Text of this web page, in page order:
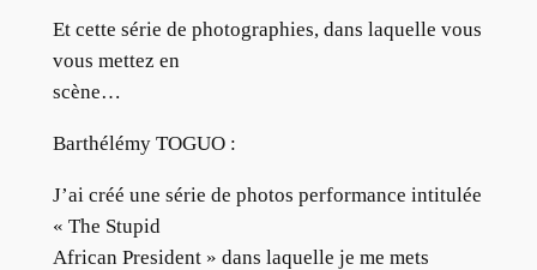
Et cette série de photographies, dans laquelle vous
vous mettez en
scène…
Barthélémy TOGUO :
J’ai créé une série de photos performance intitulée
« The Stupid
African President » dans laquelle je me mets